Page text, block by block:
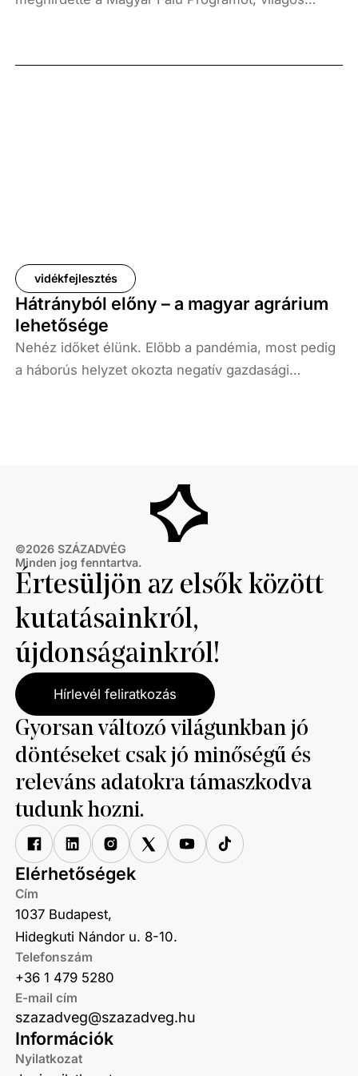
népességfogyást és újra legyen jó a falvakban élni.
vidékfejlesztés
Hátrányból előny – a magyar agrárium
lehetősége
Nehéz időket élünk. Előbb a pandémia, most pedig
a háborús helyzet okozta negatív gazdasági
biztos, hogy a világ kereke abba az irányba fordul,
ahogy azt ő eltervezte.
©2026 SZÁZADVÉG
Minden jog fenntartva.
Értesüljön az elsők között
kutatásainkról,
újdonságainkról!
Hírlevél feliratkozás
Gyorsan változó világunkban jó
döntéseket csak jó minőségű és
releváns adatokra támaszkodva
tudunk hozni.
Információk
Nyilatkozat
Elérhetőségek
Cím
1037 Budapest,
Hidegkuti Nándor u. 8-10.
Telefonszám
+36 1 479 5280
E-mail cím
szazadveg@szazadveg.hu